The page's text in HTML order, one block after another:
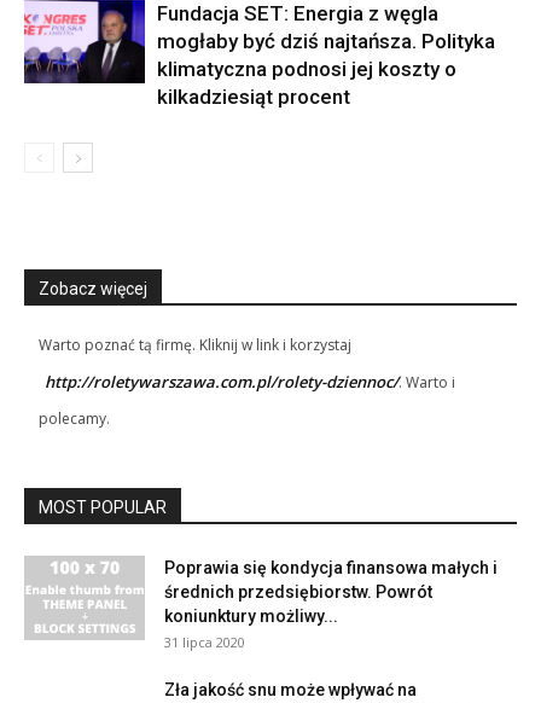
Fundacja SET: Energia z węgla
mogłaby być dziś najtańsza. Polityka
klimatyczna podnosi jej koszty o
kilkadziesiąt procent
Zobacz więcej
Warto poznać tą firmę. Kliknij w link i korzystaj
http://roletywarszawa.com.pl/rolety-dziennoc/. Warto i
polecamy.
MOST POPULAR
Poprawia się kondycja finansowa małych i
średnich przedsiębiorstw. Powrót
koniunktury możliwy...
31 lipca 2020
Zła jakość snu może wpływać na